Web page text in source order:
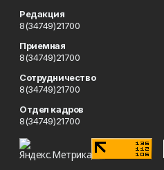
Редакция
8(34749)21700
Приемная
8(34749)21700
Сотрудничество
8(34749)21700
Отдел кадров
8(34749)21700